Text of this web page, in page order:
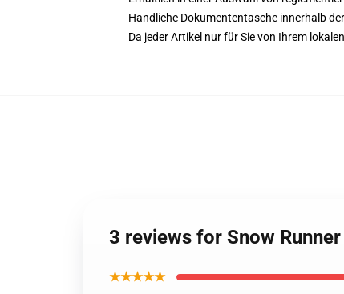
Handliche Dokumententasche innerhalb
Da jeder Artikel nur für Sie von Ihrem
3 reviews for Snow
★★★★★